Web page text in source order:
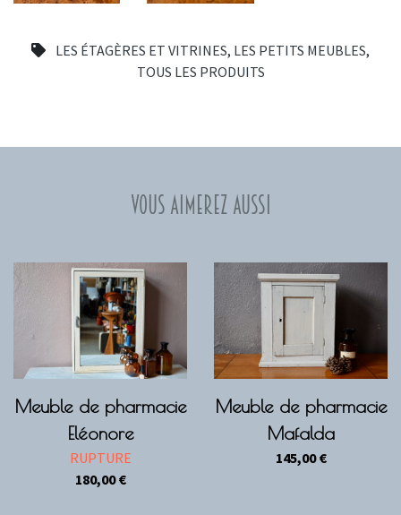
LES ÉTAGÈRES ET VITRINES, LES PETITS MEUBLES,
TOUS LES PRODUITS
Vous aimerez aussi
Meuble de pharmacie
Eléonore
RUPTURE
180,00€
Meuble de pharmacie
Mafalda
145,00€